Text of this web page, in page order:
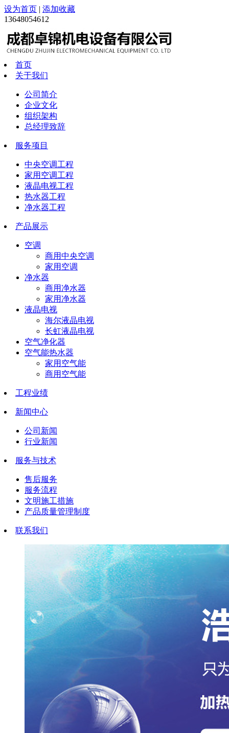
设为首页 | 添加收藏
13648054612
首页
关于我们
公司简介
企业文化
组织架构
总经理致辞
服务项目
中央空调工程
家用空调工程
液晶电视工程
热水器工程
净水器工程
产品展示
空调
商用中央空调
家用空调
净水器
商用净水器
家用净水器
液晶电视
海尔液晶电视
长虹液晶电视
空气净化器
空气能热水器
家用空气能
商用空气能
工程业绩
新闻中心
公司新闻
行业新闻
服务与技术
售后服务
服务流程
文明施工措施
产品质量管理制度
联系我们